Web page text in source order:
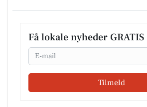
Få lokale nyheder GRATIS
Email
Tilmeld